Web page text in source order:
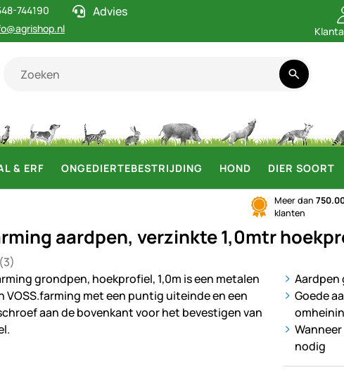
744190
Advies
& ERF ONGEDIERTEBESTRIJDING HOND DIER SOORT
Meer dan
klanten
aardpen, verzinkte 1,0mtr
van 5 (3 beoordelingen)
(3)
Aardpen
Goede
nodig